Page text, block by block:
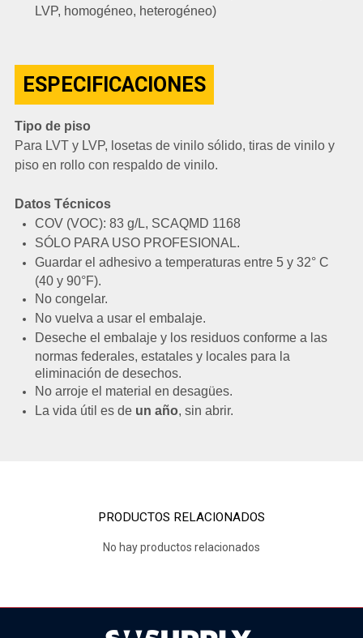
LVP, homogéneo, heterogéneo)
ESPECIFICACIONES
Tipo de piso
Para LVT y LVP, losetas de vinilo sólido, tiras de vinilo y
piso en rollo con respaldo de vinilo.
Datos Técnicos
COV (VOC): 83 g/L, SCAQMD 1168
SÓLO PARA USO PROFESIONAL.
Guardar el adhesivo a temperaturas entre 5 y 32° C
(40 y 90°F).
No congelar.
No vuelva a usar el embalaje.
Deseche el embalaje y los residuos conforme a las
normas federales, estatales y locales para la
eliminación de desechos.
No arroje el material en desagües.
La vida útil es de un año, sin abrir.
PRODUCTOS RELACIONADOS
No hay productos relacionados